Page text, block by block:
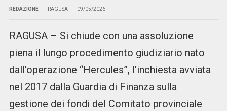
REDAZIONE RAGUSA 09/05/2026
RAGUSA – Si chiude con una assoluzione
piena il lungo procedimento giudiziario nato
dall’operazione “Hercules”, l’inchiesta avviata
nel 2017 dalla Guardia di Finanza sulla
gestione dei fondi del Comitato provinciale